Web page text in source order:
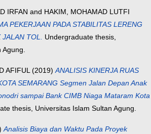
IRFAN and HAKIM, MOHAMAD LUTFI
PEKERJAAN PADA STABILITAS LERENG
JALAN TOL. Undergraduate thesis,
Agung.
AFIFUL(2019)ANALISIS KINERJA RUAS
SEMARANG Segmen Jalan Depan Anak
sampai Bank CIMB Niaga Mataram Kota
thesis, Universitas Islam Sultan Agung.
Analisis Biaya dan Waktu Pada Proyek